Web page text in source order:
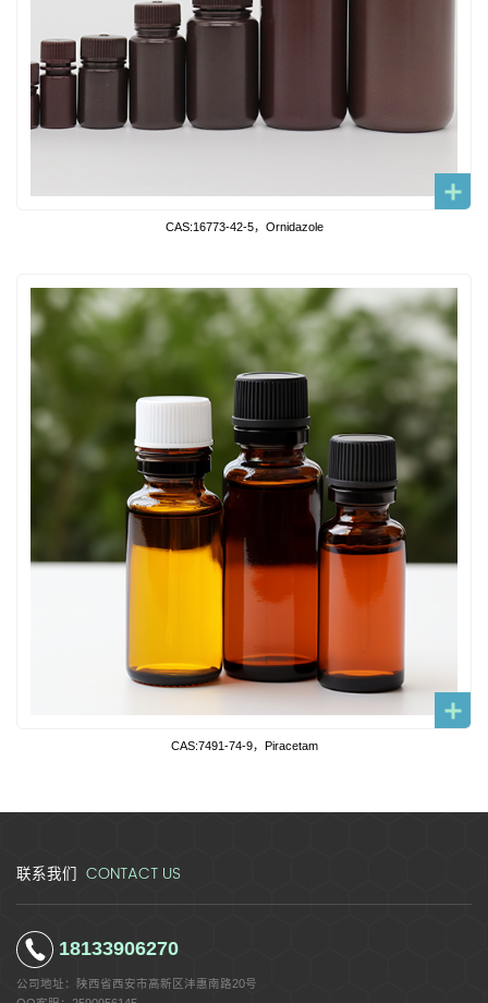
CAS:16773-42-5，Ornidazole
CAS:7491-74-9，Piracetam
联系我们 CONTACT US
18133906270
公司地址：
陕西省西安市高新区沣惠南路20号